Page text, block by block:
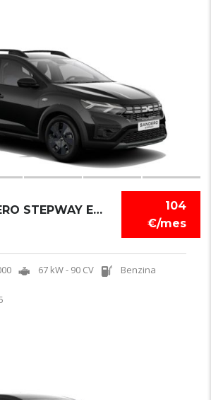
104
€/mes
DACIA SANDERO STEPWAY EXPRESSION
67 kW - 90 CV Benzina